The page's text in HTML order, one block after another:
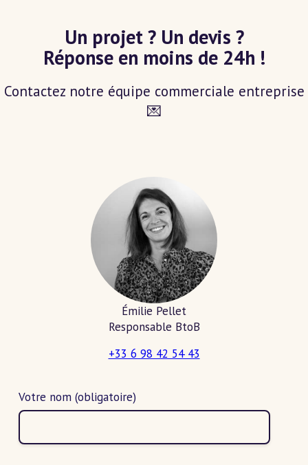
Un projet ? Un devis ?
Réponse en moins de 24h !
Contactez notre équipe commerciale entreprise
💌
Émilie Pellet
Responsable BtoB
+33 6 98 42 54 43
Votre nom (obligatoire)